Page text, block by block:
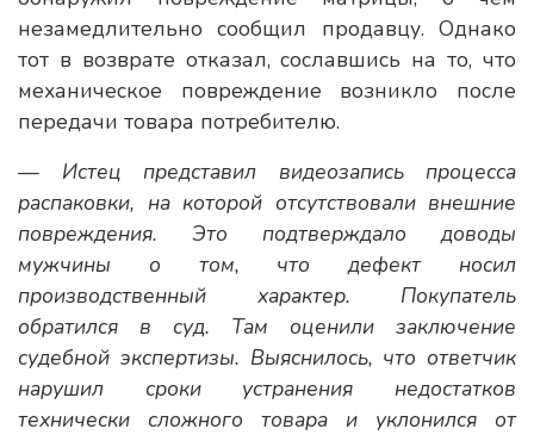
незамедлительно сообщил продавцу. Однако
тот в возврате отказал, сославшись на то, что
механическое повреждение возникло после
передачи товара потребителю.
— Истец представил видеозапись процесса
распаковки, на которой отсутствовали внешние
повреждения. Это подтверждало доводы
мужчины о том, что дефект носил
производственный характер. Покупатель
обратился в суд. Там оценили заключение
судебной экспертизы. Выяснилось, что ответчик
нарушил сроки устранения недостатков
технически сложного товара и уклонился от